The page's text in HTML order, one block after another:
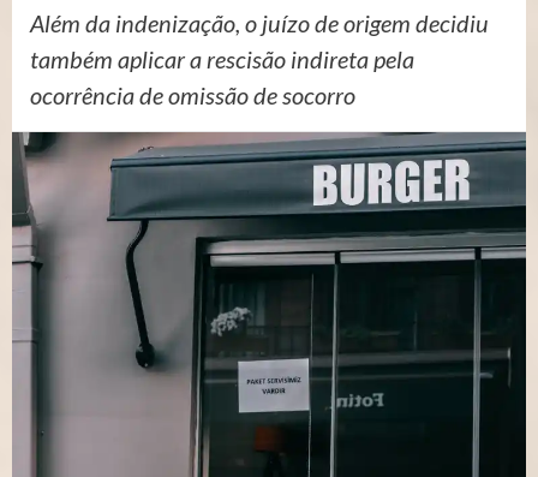
Além da indenização, o juízo de origem decidiu
também aplicar a rescisão indireta pela
ocorrência de omissão de socorro